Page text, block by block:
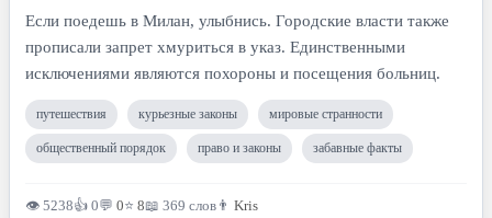
Если поедешь в Милан, улыбнись. Городские власти также
прописали запрет хмуриться в указ. Единственными
исключениями являются похороны и посещения больниц.
путешествия курьезные законы мировые странности
общественный порядок право и законы забавные факты
👁 5238👍 0💬 0⭐ 8📖 369 слов 👨 Kris